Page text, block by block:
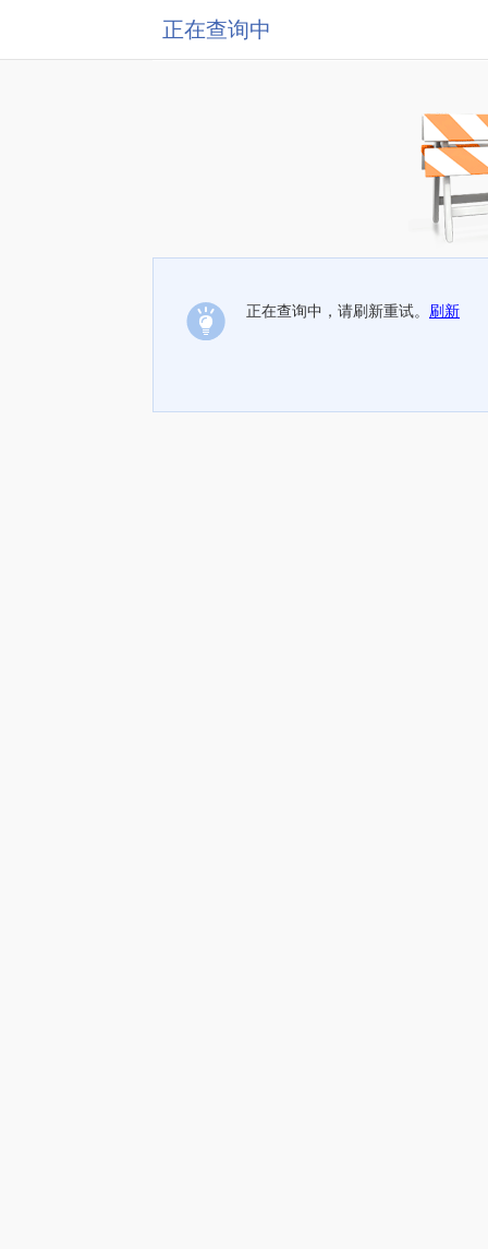
正在查询中
正在查询中，请刷新重试。 刷新